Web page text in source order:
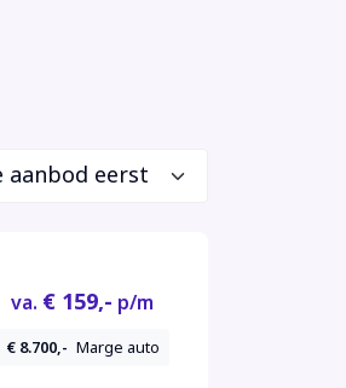
va. € 159,- p/m
€ 8.700,- Marge auto